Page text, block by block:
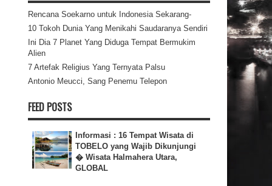
Rencana Soekarno untuk Indonesia Sekarang-
10 Tokoh Dunia Yang Menikahi Saudaranya Sendiri
Ini Dia 7 Planet Yang Diduga Tempat Bermukim
Alien
7 Artefak Religius Yang Ternyata Palsu
Antonio Meucci, Sang Penemu Telepon
FEED POSTS
Informasi : 16 Tempat Wisata di
TOBELO yang Wajib Dikunjungi
� Wisata Halmahera Utara,
GLOBAL